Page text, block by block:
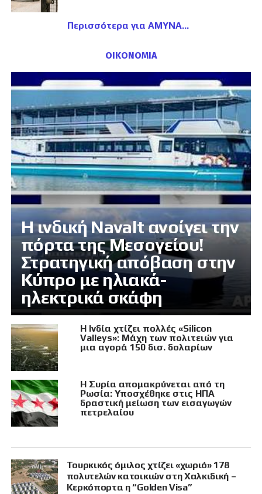
Περισσότερα για ΑΜΥΝΑ
ΟΙΚΟΝΟΜΙΑ
Η ινδική Navalt ανοίγει την
πόρτα της Μεσογείου!
Στρατηγική απόβαση στην
Κύπρο με ηλιακά-
ηλεκτρικά σκάφη
Η Ινδία χτίζει πολλές «Silicon
Valleys»: Μάχη των πολιτειών για
μια αγορά 150 δισ. δολαρίων
Η Συρία απομακρύνεται από τη
Ρωσία: Υποσχέθηκε στις ΗΠΑ
δραστική μείωση των εισαγωγών
πετρελαίου
Τουρκικός όμιλος χτίζει «χωριό» 178
πολυτελών κατοικιών στη Χαλκιδική –
Κερκόπορτα η “Golden Visa”